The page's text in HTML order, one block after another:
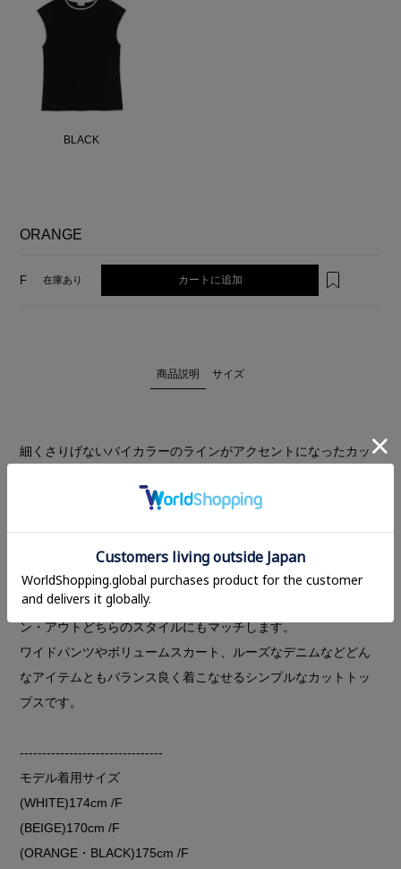
BLACK
ORANGE
F 在庫あり カートに追加
商品説明 サイズ
細くさりげないバイカラーのラインがアクセントになったカッ
ノースリーブとフレンチスリーブの間くらいの肩に少しかかる
ハイゲージで編み立てたカット素材は、綿のナチュラルな風合
いを残しつつ、ハリと光沢感のある生地。
コンパクトで腰位置にフィットする絶妙な丈感は、ボトムイ
ン・アウトどちらのスタイルにもマッチします。
ワイドパンツやボリュームスカート、ルーズなデニムなどどん
なアイテムともバランス良く着こなせるシンプルなカットトッ
プスです。
--------------------------------
モデル着用サイズ
(WHITE)174cm /F
(BEIGE)170cm /F
(ORANGE・BLACK)175cm /F